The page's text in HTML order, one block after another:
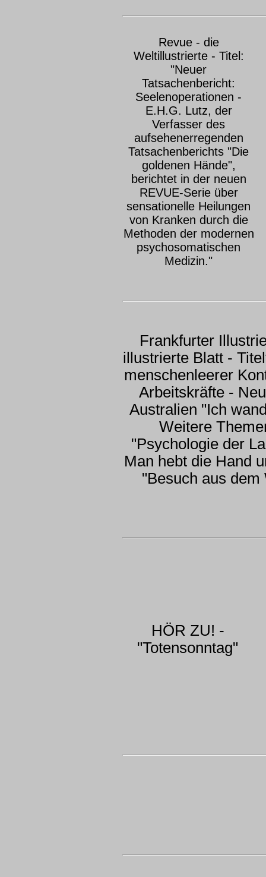
Revue - die
Weltillustrierte - Titel:
"Neuer
Tatsachenbericht:
Seelenoperationen -
E.H.G. Lutz, der
Verfasser des
aufsehenerregenden
Tatsachenberichts "Die
goldenen Hände",
berichtet in der neuen
REVUE-Serie über
sensationelle Heilungen
von Kranken durch die
Methoden der modernen
psychosomatischen
Medizin."
Frankfurter
illustrierte Blatt -
menschenleerer
Arbeitskräfte -
Australien "Ich
Weitere
"Psychologie der
Man hebt die Hand
"Besuch aus dem
HÖR ZU! -
"Totensonntag"